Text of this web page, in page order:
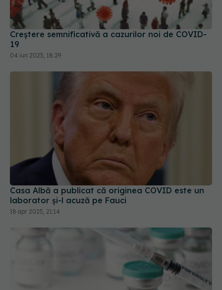
Creștere semnificativă a cazurilor noi de COVID-
19
04 iun 2025, 18:29
Casa Albă a publicat că originea COVID este un
laborator și-l acuză pe Fauci
18 apr 2025, 21:14